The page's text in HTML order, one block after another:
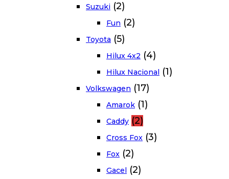
Suzuki (2)
Fun (2)
Toyota (5)
Hilux 4x2 (4)
Hilux Nacional (1)
Volkswagen (17)
Amarok (1)
Caddy (2)
Cross Fox (3)
Fox (2)
Gacel (2)